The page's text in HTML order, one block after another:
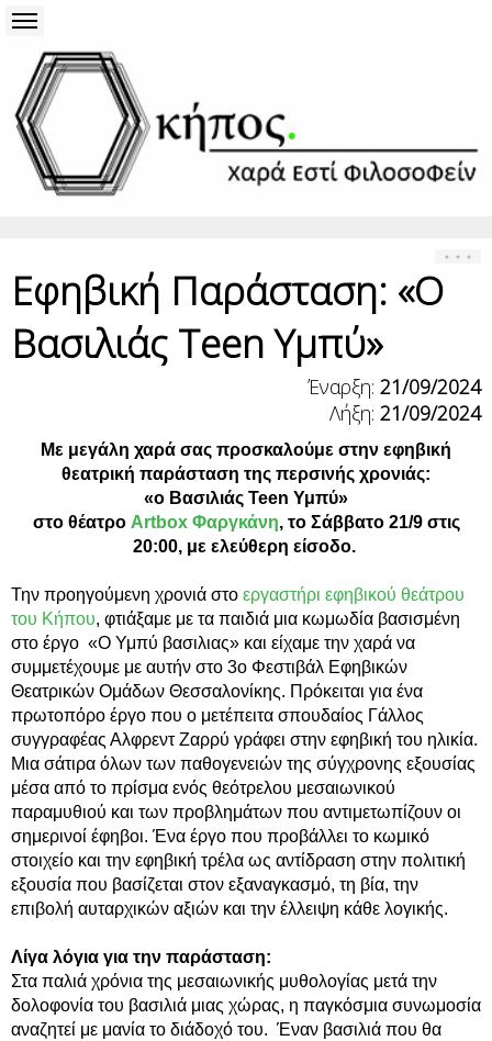
Εφηβική Παράσταση: «Ο
Βασιλιάς Teen Υμπύ»
Έναρξη: 21/09/2024
Λήξη: 21/09/2024
Με μεγάλη χαρά σας προσκαλούμε στην εφηβική
θεατρική παράσταση της περσινής χρονιάς:
«ο Βασιλιάς Teen Υμπύ»
στο θέατρο Artbox Φαργκάνη, το Σάββατο 21/9 στις
20:00, με ελεύθερη είσοδο.
Την προηγούμενη χρονιά στο εργαστήρι εφηβικού θεάτρου
του Κήπου, φτιάξαμε με τα παιδιά μια κωμωδία βασισμένη
στο έργο «Ο Υμπύ βασιλιας» και είχαμε την χαρά να
συμμετέχουμε με αυτήν στο 3ο Φεστιβάλ Εφηβικών
Θεατρικών Ομάδων Θεσσαλονίκης. Πρόκειται για ένα
πρωτοπόρο έργο που ο μετέπειτα σπουδαίος Γάλλος
συγγραφέας Αλφρεντ Ζαρρύ γράφει στην εφηβική του ηλικία.
Μια σάτιρα όλων των παθογενειών της σύγχρονης εξουσίας
μέσα από το πρίσμα ενός θεότρελου μεσαιωνικού
παραμυθιού και των προβλημάτων που αντιμετωπίζουν οι
σημερινοί έφηβοι. Ένα έργο που προβάλλει το κωμικό
στοιχείο και την εφηβική τρέλα ως αντίδραση στην πολιτική
εξουσία που βασίζεται στον εξαναγκασμό, τη βία, την
επιβολή αυταρχικών αξιών και την έλλειψη κάθε λογικής.
Λίγα λόγια για την παράσταση:
Στα παλιά χρόνια της μεσαιωνικής μυθολογίας μετά την
δολοφονία του βασιλιά μιας χώρας, η παγκόσμια συνωμοσία
αναζητεί με μανία το διάδοχό του. Έναν βασιλιά που θα